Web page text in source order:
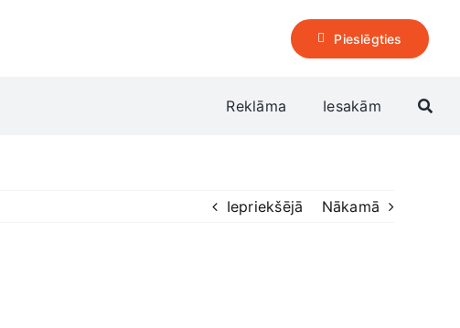
Pieslēgties
Reklāma Iesakām
Iepriekšējā Nākamā